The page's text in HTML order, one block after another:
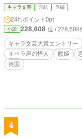
たバロタ
にあると
性の隠さ
色のブロ
つ、命がけ
が少々降
キャラ文芸 完結 長編
24h.ポイント 0pt
小説 228,608 位 / 228,608
キャラ文芸大賞エントリー
オペラ座の怪人
歌姫
英国
4